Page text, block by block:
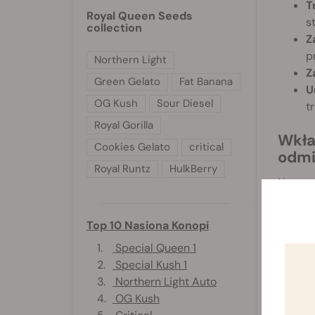
Nasze
Royal Queen Seeds
collection
Northern Light
Green Gelato
Fat Banana
OG Kush
Sour Diesel
Royal Gorilla
Cookies Gelato
critical
Royal Runtz
HulkBerry
Top 10 Nasiona Konopi
1.
Special Queen 1
2.
Special Kush 1
3.
Northern Light Auto
4.
OG Kush